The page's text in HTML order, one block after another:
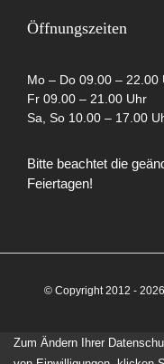
Cookie-Richtlinie
Partner
Öffnungszeiten
Mo – Do 09.00 – 22.00
Fr 09.00 – 21.00 Uhr
Sa, So 10.00 – 17.00
Bitte beachtet die
Feiertagen!
© Copyright 2012 -
Zum Ändern Ihrer